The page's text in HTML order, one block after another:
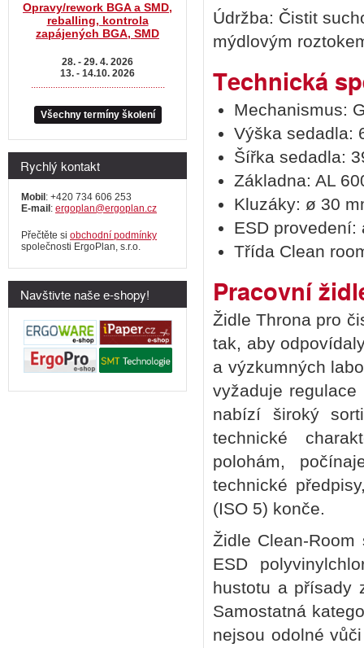
Údržba: Čistit
mýdlovým
Technická
Mechanismus:
Výška sedadla:
Šířka sedadla:
Základna: AL
Kluzáky: ø 30
ESD provedení:
Třída Clean
Pracovní
Židle Throna pro
tak, aby
a výzkumných
vyžaduje
nabízí široký
technické
polohám,
technické
(ISO 5) konče.
Židle Clean-
ESD
hustotu a přísady
Samostatná
nejsou odolné
Opravy/rework BGA a SMD,
reballing, kontrola
zapájených BGA, SMD
28. - 29. 4. 2026
13. - 14.10. 2026
Všechny termíny školení
Rychlý kontakt
Mobil: +420 734 606 253
E-mail: ergoplan@ergoplan.cz
Přečtěte si obchodní podmínky
společnosti ErgoPlan, s.r.o.
Navštivte naše e-shopy!